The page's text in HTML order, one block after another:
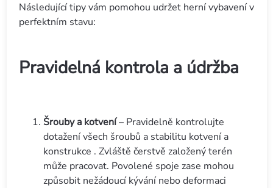
Následující tipy vám pomohou udržet herní vybavení v
perfektním stavu:
Pravidelná kontrola a údržba
Šrouby a kotvení – Pravidelně kontrolujte
dotažení všech šroubů a stabilitu kotvení a
konstrukce . Zvláště čerstvě založený terén
může pracovat. Povolené spoje zase mohou
způsobit nežádoucí kývání nebo deformaci